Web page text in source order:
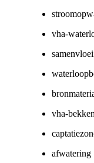
vha-
vha-bekken
afwatering